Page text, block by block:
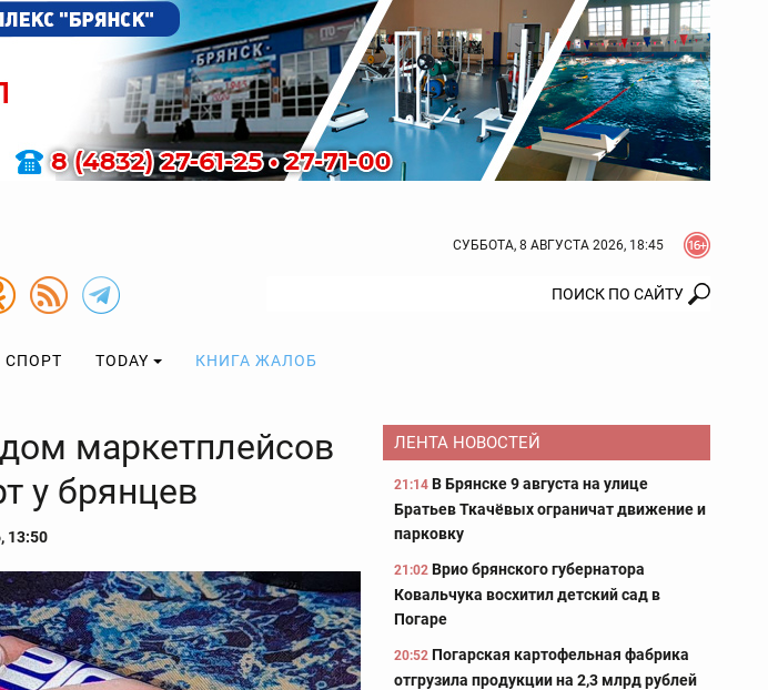
СУББОТА, 8 АВГУСТА 2026, 18:45
СПОРТ TODAY КНИГА ЖАЛОБ
маркетплейсов
у брянцев
13:50
ЛЕНТА НОВОСТЕЙ
21:14 В Брянске 9 августа на улице
Братьев Ткачёвых ограничат движение и
парковку
21:02 Врио брянского губернатора
Ковальчука восхитил детский сад в
Погаре
20:52 Погарская картофельная фабрика
отгрузила продукции на 2,3 млрд рублей